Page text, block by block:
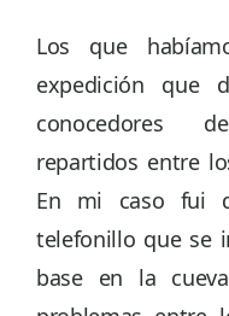
Los que
expedición que
conocedores
repartidos entre
En mi caso fui
telefonillo que se
base en la